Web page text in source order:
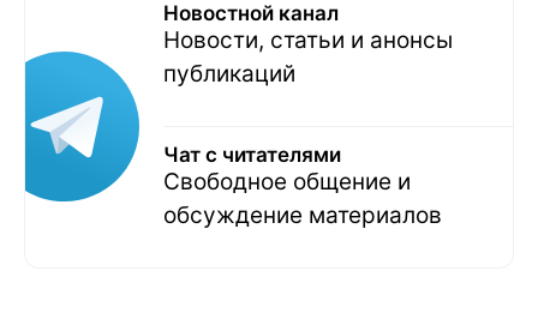
Новостной канал
Новости, статьи и анонсы
публикаций
Чат с читателями
Свободное общение и
обсуждение материалов